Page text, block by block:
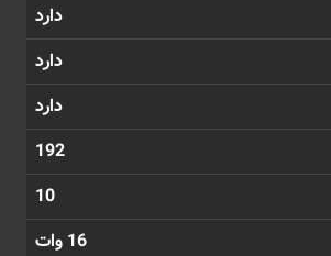
دارد
دارد
دارد
192
10
16 وات